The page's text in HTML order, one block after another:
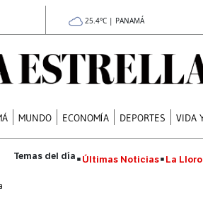
25.4°C | PANAMÁ
MUNDO ECONOMÍA DEPORTES VIDA
Últimas Noticias La